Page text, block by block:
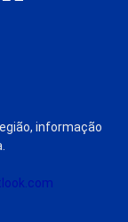
informação